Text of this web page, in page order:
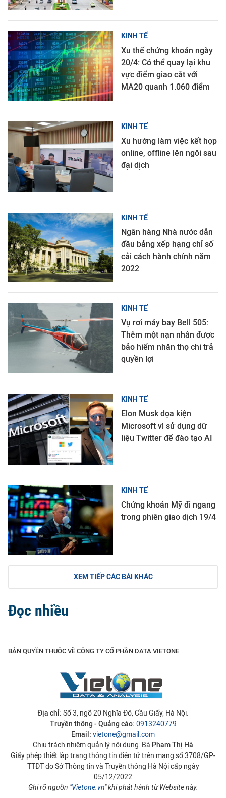
KINH TẾ
Xu thế chứng khoán ngày
20/4: Có thể quay lại khu
vực điểm giao cắt với
MA20 quanh 1.060 điểm
KINH TẾ
Xu hướng làm việc kết hợp
online, offline lên ngôi sau
đại dịch
KINH TẾ
Ngân hàng Nhà nước dẫn
đầu bảng xếp hạng chỉ số
cải cách hành chính năm
2022
KINH TẾ
Vụ rơi máy bay Bell 505:
Thêm một nạn nhân được
bảo hiểm nhân thọ chi trả
quyền lợi
KINH TẾ
Elon Musk dọa kiện
Microsoft vì sử dụng dữ
liệu Twitter để đào tạo AI
KINH TẾ
Chứng khoán Mỹ đi ngang
trong phiên giao dịch 19/4
XEM TIẾP CÁC BÀI KHÁC
Đọc nhiều
BẢN QUYỀN THUỘC VỀ CÔNG TY CỔ PHẦN DATA VIETONE
Địa chỉ: Số 3, ngõ 20 Nghĩa Đô, Cầu Giấy, Hà Nội.
Truyền thông - Quảng cáo: 0913240779
Email: vietone@gmail.com
Chịu trách nhiệm quản lý nội dung: Bà Phạm Thị Hà
Giấy phép thiết lập trang thông tin điện tử trên mạng số 3708/GP-
TTĐT do Sở Thông tin và Truyền thông Hà Nội cấp ngày
05/12/2022
Ghi rõ nguồn "Vietone.vn" khi phát hành từ Website này.